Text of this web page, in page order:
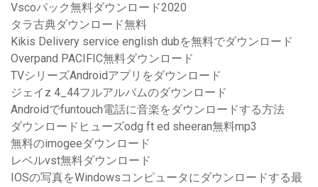
Vscoパック無料ダウンロード2020
タラ古典ダウンロード無料
Kikis Delivery service english dubを無料でダウンロード
Overpand PACIFIC無料ダウンロード
TVシリーズAndroidアプリをダウンロード
ジェイz 4_44フルアルバムのダウンロード
Androidでfuntouch電話に音楽をダウンロードする方法
ダウンロードヒューズodg ft ed sheeran無料mp3
無料のimogeeダウンロード
レベルvst無料ダウンロード
IOSの写真をWindowsコンピュータにダウンロードする最